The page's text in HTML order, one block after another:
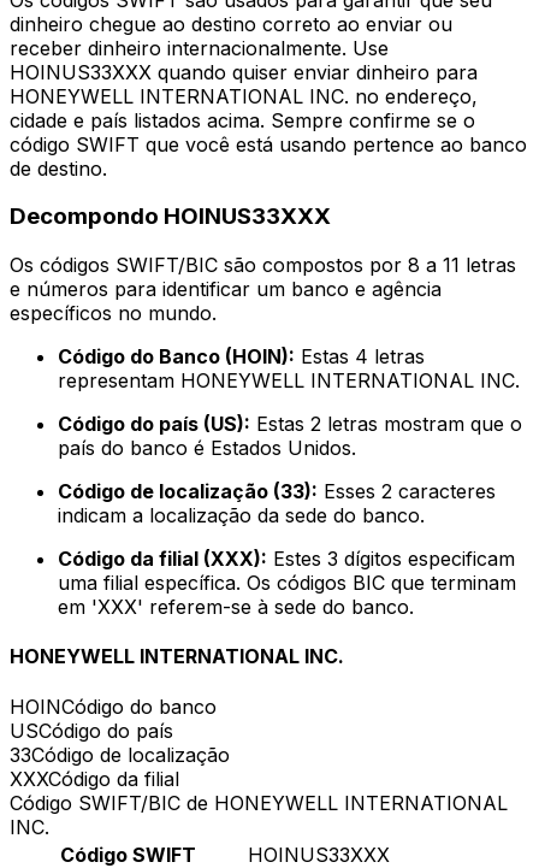
dinheiro chegue ao destino correto ao enviar ou
receber dinheiro internacionalmente. Use
HOINUS33XXX quando quiser enviar dinheiro para
HONEYWELL INTERNATIONAL INC. no endereço,
cidade e país listados acima. Sempre confirme se o
código SWIFT que você está usando pertence ao banco
de destino.
Decompondo HOINUS33XXX
Os códigos SWIFT/BIC são compostos por 8 a 11 letras
e números para identificar um banco e agência
específicos no mundo.
Código do Banco (HOIN): Estas 4 letras
representam HONEYWELL INTERNATIONAL INC.
Código do país (US): Estas 2 letras mostram que o
país do banco é Estados Unidos.
Código de localização (33): Esses 2 caracteres
indicam a localização da sede do banco.
Código da filial (XXX): Estes 3 dígitos especificam
uma filial específica. Os códigos BIC que terminam
em 'XXX' referem-se à sede do banco.
HONEYWELL INTERNATIONAL INC.
HOINCódigo do banco
USCódigo do país
33Código de localização
XXXCódigo da filial
Código SWIFT/BIC de HONEYWELL INTERNATIONAL
INC.
Código SWIFT
HOINUS33XXX